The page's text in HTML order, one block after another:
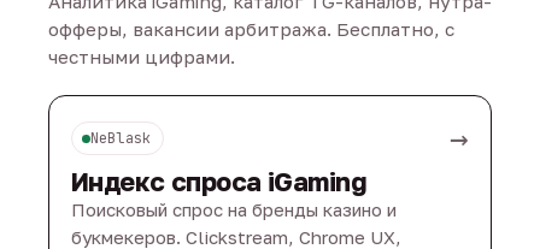
офферы, вакансии арбитража. Бесплатно, с
честными цифрами.
NeBlask →
Индекс спроса iGaming
Поисковый спрос на бренды казино и
букмекеров. Clickstream, Chrome UX,